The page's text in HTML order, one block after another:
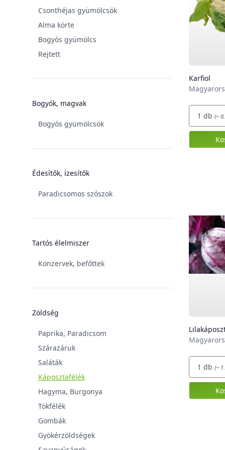
Csonthéjas gyümölcsök
Alma körte
Bogyós gyümölcs
Rejtett
Bogyók, magvak
Bogyós gyümölcsök
Édesítők, ízesítők
Paradicsomos szószok
Tartós élelmiszer
Konzervek, befőttek
Zöldség
Paprika, Paradicsom
Szárazáruk
Saláták
Káposztafélék
Hagyma, Burgonya
Tökfélék
Gombák
Gyökérzöldségek
Karfiol
1 db (~
1 db (~